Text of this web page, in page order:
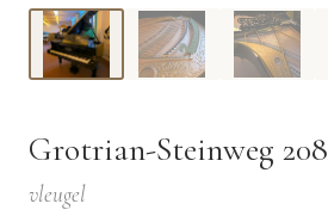
Grotrian-Steinweg 208
vleugel